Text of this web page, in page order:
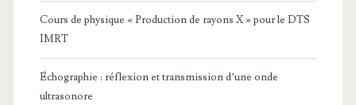
Cours de physique « Production de rayons X » pour le DTS
IMRT
Échographie : réflexion et transmission d’une onde
ultrasonore